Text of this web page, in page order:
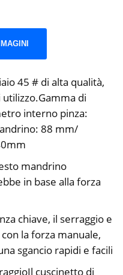
45 # di alta qualità,
di
interno pinza:
88 mm/
mandrino
in base alla forza
chiave, il serraggio e
la forza manuale,
sgancio rapidi e facili
cuscinetto di